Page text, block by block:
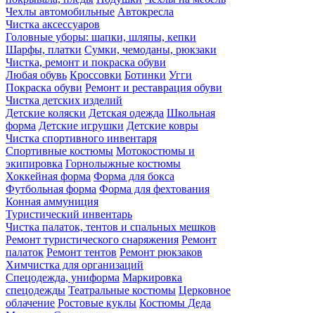
Чехлы автомобильные Автокресла
Чистка аксессуаров
Головные уборы: шапки, шляпы, кепки
Шарфы, платки Сумки, чемоданы, рюкзаки
Чистка, ремонт и покраска обуви
Любая обувь Кроссовки Ботинки Угги
Покраска обуви Ремонт и реставрация обуви
Чистка детских изделий
Детские коляски Детская одежда Школьная
форма Детские игрушки Детские ковры
Чистка спортивного инвентаря
Спортивные костюмы Мотокостюмы и
экипировка Горнолыжные костюмы
Хоккейная форма Форма для бокса
Футбольная форма Форма для фехтования
Конная аммуниция
Туристический инвентарь
Чистка палаток, тентов и спальных мешков
Ремонт туристического снаряжения Ремонт
палаток Ремонт тентов Ремонт рюкзаков
Химчистка для организаций
Спецодежда, униформа Маркировка
спецодежды Театральные костюмы Церковное
облачение Ростовые куклы Костюмы Деда